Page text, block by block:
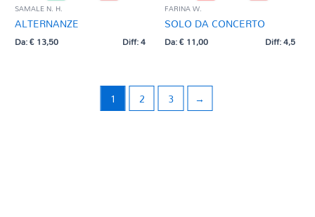
SAMALE N. H.
ALTERNANZE
Da:€13,50 Diff: 4
FARINA W.
SOLO DA CONCERTO
Da:€11,00 Diff: 4,5
1 2 3 →